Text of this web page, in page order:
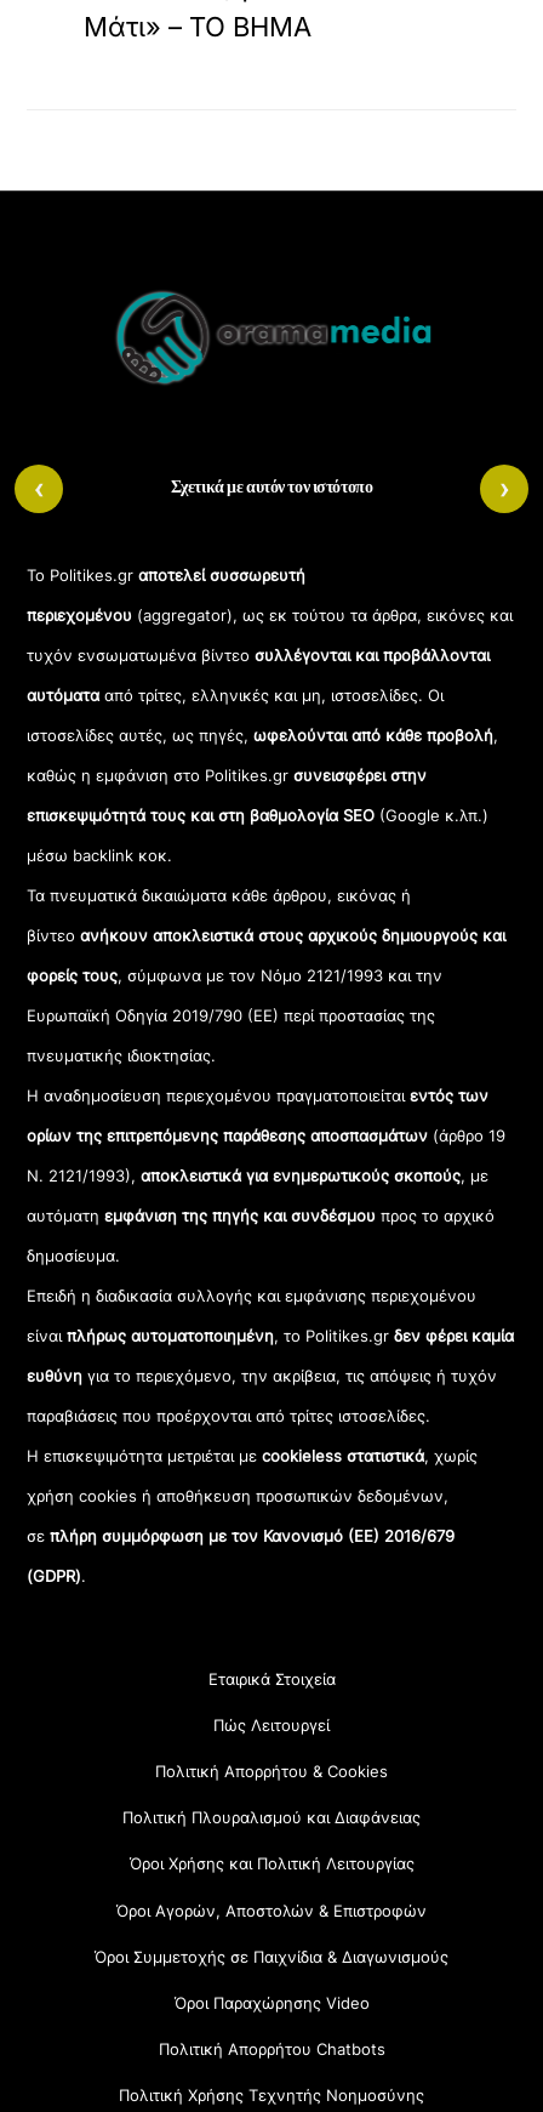
Μάτι» – ΤΟ ΒΗΜΑ
Top
Σχετικά με αυτόν τον ιστότοπο
Το Politikes.grαποτελεί συσσωρευτή
περιεχομένου (aggregator), ως εκ τούτου τα άρθρα, εικόνες και
τυχόν ενσωματωμένα βίντεοσυλλέγονται και προβάλλονται
αυτόματααπό τρίτες, ελληνικές και μη, ιστοσελίδες. Οι
ιστοσελίδες αυτές, ως πηγές,ωφελούνται από κάθε προβολή,
καθώς η εμφάνιση στο Politikes.gr συνεισφέρει στην
επισκεψιμότητά τους και στη βαθμολογία SEO (Google κ.λπ.)
μέσω backlink κοκ.
Τα πνευματικά δικαιώματα κάθε άρθρου, εικόνας ή
βίντεοανήκουν αποκλειστικά στους αρχικούς δημιουργούς και
φορείς τους, σύμφωνα με τον Νόμο 2121/1993 και την
Ευρωπαϊκή Οδηγία 2019/790 (ΕΕ) περί προστασίας της
πνευματικής ιδιοκτησίας.
Η αναδημοσίευση περιεχομένου πραγματοποιείταιεντός των
ορίων της επιτρεπόμενης παράθεσης αποσπασμάτων (άρθρο 19
Ν. 2121/1993), αποκλειστικά για ενημερωτικούς σκοπούς, με
αυτόματηεμφάνιση της πηγής και συνδέσμου προς το αρχικό
δημοσίευμα.
Επειδή η διαδικασία συλλογής και εμφάνισης περιεχομένου
είναιπλήρως αυτοματοποιημένη, το Politikes.grδεν φέρει καμία
ευθύνη για το περιεχόμενο, την ακρίβεια, τις απόψεις ή τυχόν
παραβιάσεις που προέρχονται από τρίτες ιστοσελίδες.
Η επισκεψιμότητα μετριέται μεcookieless στατιστικά, χωρίς
χρήση cookies ή αποθήκευση προσωπικών δεδομένων,
σεπλήρη συμμόρφωση με τον Κανονισμό (ΕΕ) 2016/679
(GDPR).
Εταιρικά Στοιχεία
Πώς Λειτουργεί
Πολιτική Απορρήτου & Cookies
Πολιτική Πλουραλισμού και Διαφάνειας
Όροι Χρήσης και Πολιτική Λειτουργίας
Όροι Αγορών, Αποστολών & Επιστροφών
Όροι Συμμετοχής σε Παιχνίδια & Διαγωνισμούς
Όροι Παραχώρησης Video
Πολιτική Απορρήτου Chatbots
Πολιτική Χρήσης Τεχνητής Νοημοσύνης
‹ ›